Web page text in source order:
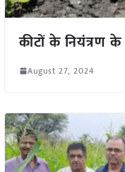
कीटों के नियंत्रण
August 27, 2024